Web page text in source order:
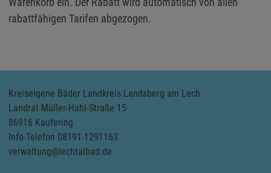
rabattfähigen Tarifen abgezogen.
Kreiseigene Bäder Landkreis Landsberg am Lech
Landrat-Müller-Hahl-Straße 15
86916 Kaufering
Info-Telefon 08191-1291163
verwaltung@lechtalbad.de